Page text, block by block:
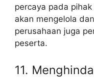
percaya pada
akan mengelola
perusahaan juga
peserta.
11.